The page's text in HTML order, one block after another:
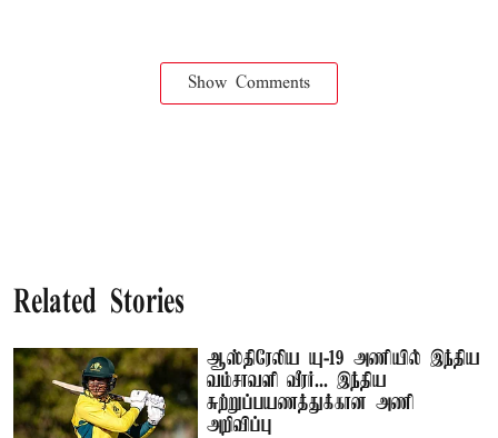
Show Comments
Related Stories
ஆஸ்திரேலிய யு-19 அணியில் இந்திய
வம்சாவளி வீரர்... இந்திய
சுற்றுப்பயணத்துக்கான அணி
அறிவிப்பு